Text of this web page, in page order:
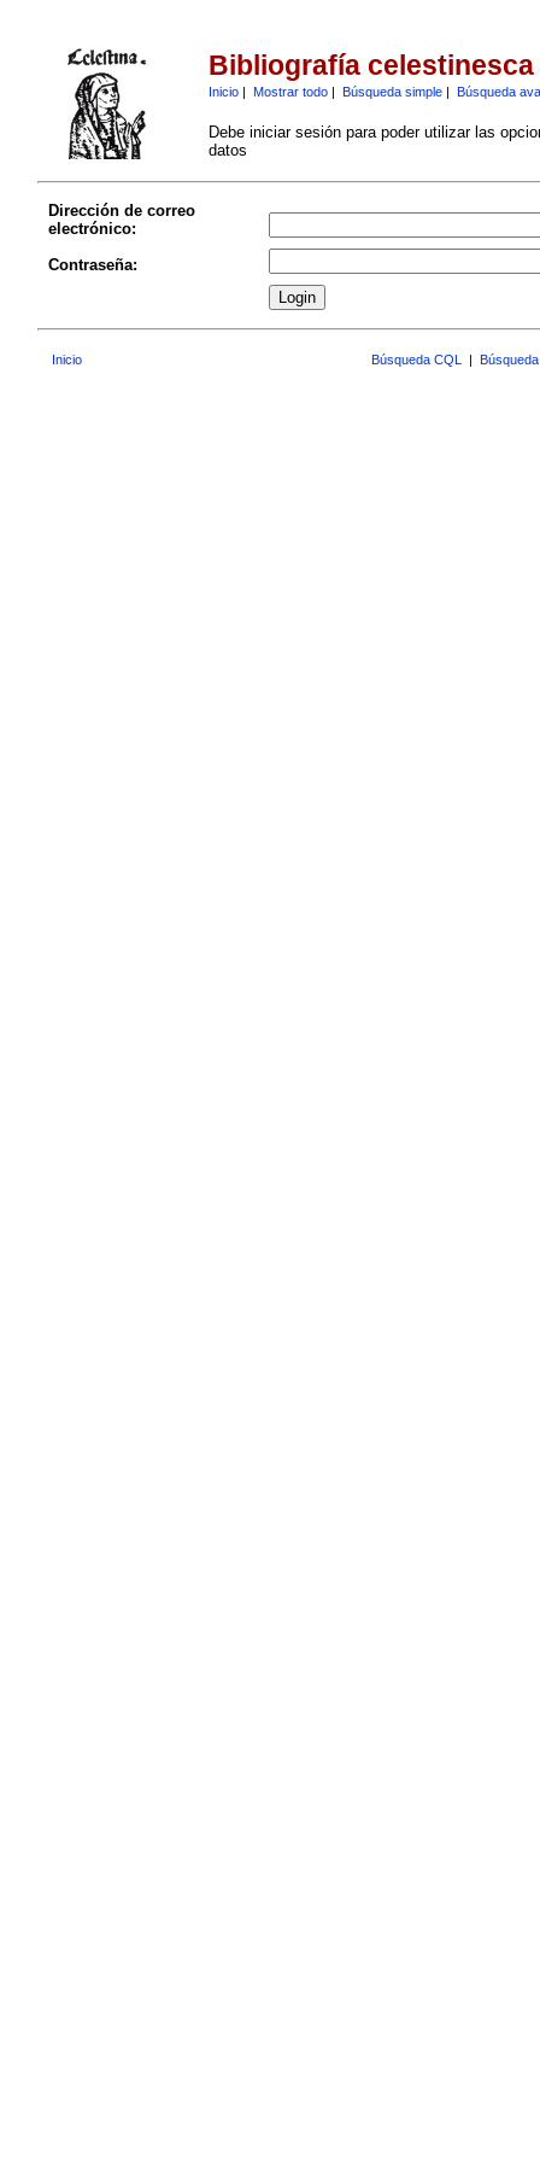
Bibliografía celestinesca
Inicio| Mostrar todo| Búsqueda simple| Búsqueda
Debe iniciar sesión para poder utilizar las
datos
Dirección de correo
electrónico:
Contraseña:
Inicio Búsqueda CQL |